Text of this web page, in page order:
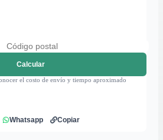
Calcular
el costo de envío y tiempo aproximado
Whatsapp Copiar